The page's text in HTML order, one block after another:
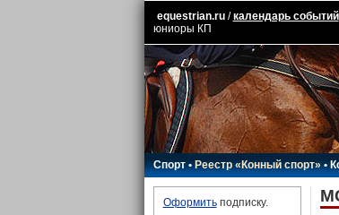
equestrian.ru/календарь событий
юниоры КП
Спорт•Реестр «Конный спорт»•
Оформитьподписку.